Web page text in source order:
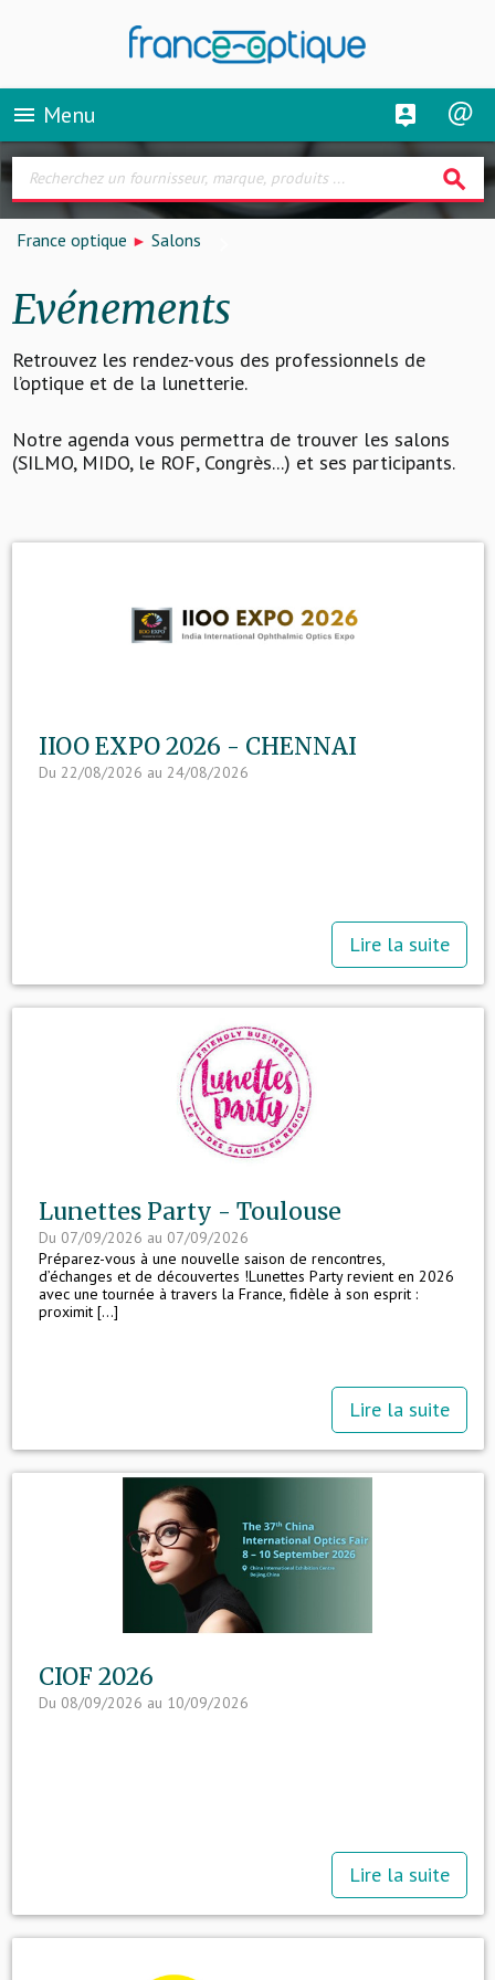
menu Menu
search
France optique Salons
Evénements
Retrouvez les rendez-vous des professionnels de
l’optique et de la lunetterie.
Notre agenda vous permettra de trouver les salons
(SILMO, MIDO, le ROF, Congrès...) et ses participants.
IIOO EXPO 2026 - CHENNAI
Du 22/08/2026 au 24/08/2026
Lire la suite
Lunettes Party - Toulouse
Du 07/09/2026 au 07/09/2026
Préparez-vous à une nouvelle saison de rencontres,
d’échanges et de découvertes !Lunettes Party revient en 2026
avec une tournée à travers la France, fidèle à son esprit :
proximit [...]
Lire la suite
CIOF 2026
Du 08/09/2026 au 10/09/2026
Lire la suite